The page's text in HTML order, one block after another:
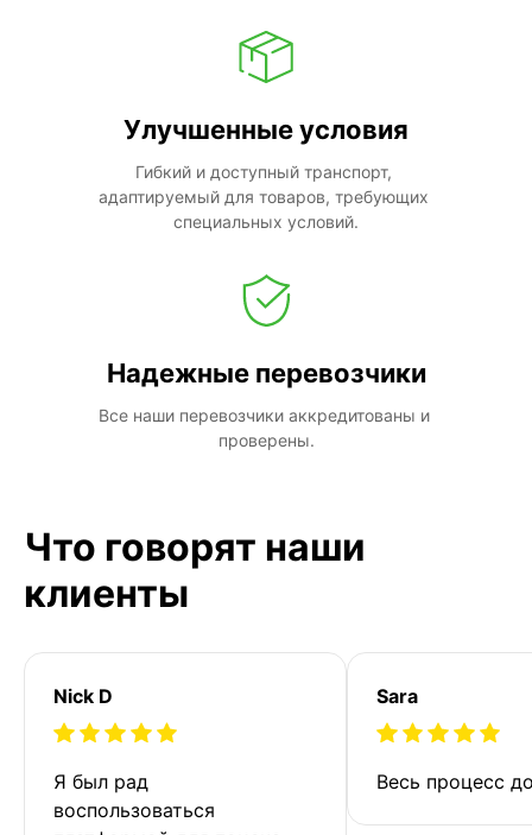
Улучшенные условия
Гибкий и доступный транспорт,
адаптируемый для товаров, требующих
специальных условий.
Надежные перевозчики
Все наши перевозчики аккредитованы и
проверены.
Что говорят наши
клиенты
Nick D
Я был рад
воспользоваться
Sara
Весь процесс